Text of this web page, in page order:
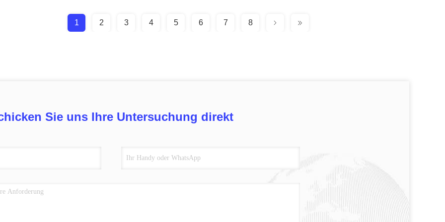
1 2 3 4 5 6 7 8
Sie uns Ihre Untersuchung direkt